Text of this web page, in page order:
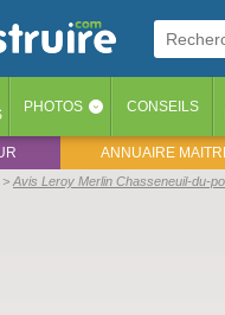
PHOTOS ‹ CONSEILS
ANNUAIRE
Avis Leroy Merlin Chasseneuil-du-